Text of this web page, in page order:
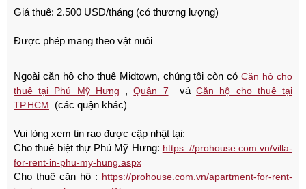
Giá thuê: 2.500 USD/tháng (có thương lượng)
Được phép mang theo vật nuôi
Ngoài căn hộ cho thuê Midtown, chúng tôi còn cóCăn hộ cho
thuê tại Phú Mỹ Hưng ,Quận 7 vàCăn hộ cho thuê tại
TP.HCM (các quận khác)
Vui lòng xem tin rao được cập nhật tại:
Cho thuê biệt thự Phú Mỹ Hưng: https ://prohouse.com.vn/villa-
for-rent-in-phu-my-hung.aspx
Cho thuê căn hộ : https://prohouse.com.vn/apartment-for-rent-